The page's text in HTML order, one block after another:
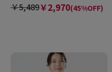
￥5,489￥2,970(45%OFF)